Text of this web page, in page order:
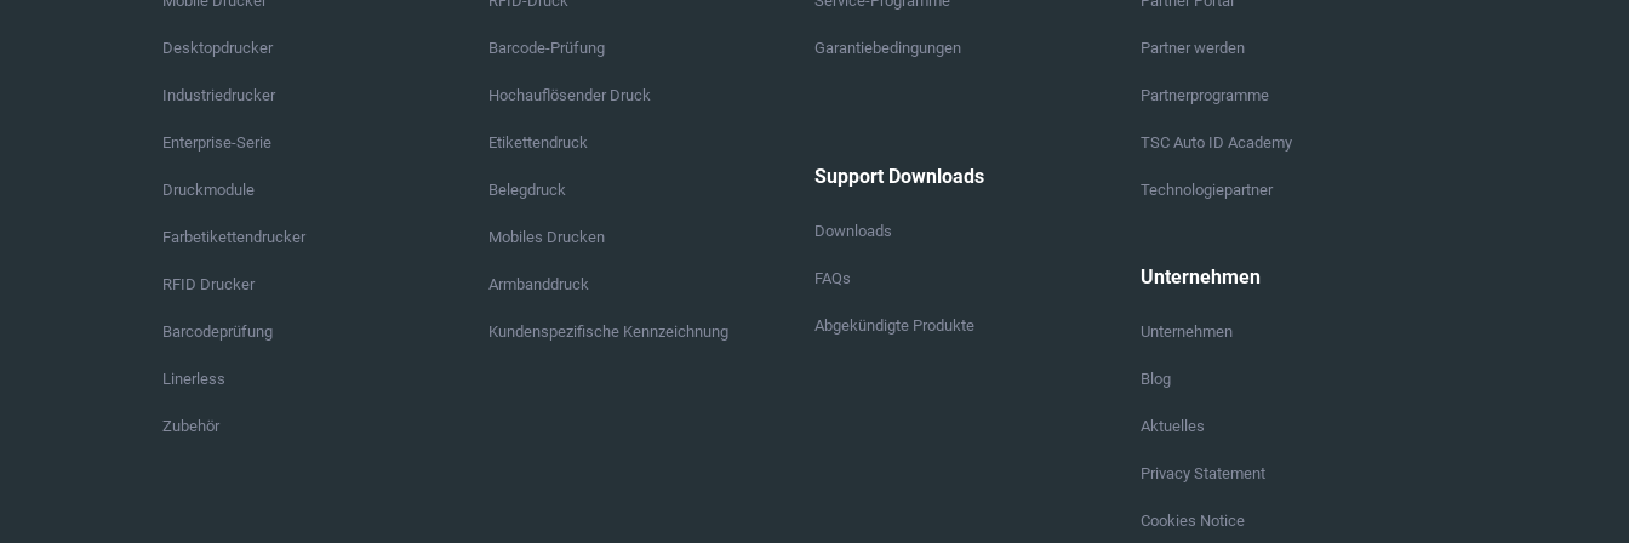
Desktopdrucker
Industriedrucker
Enterprise-Serie
Druckmodule
Farbetikettendrucker
RFID Drucker
Barcodeprüfung
Linerless
Zubehör
Barcode-Prüfung
Hochauflösender Druck
Etikettendruck
Belegdruck
Mobiles Drucken
Armbanddruck
Kundenspezifische Kennzeichnung
Garantiebedingungen
Support Downloads
Downloads
FAQs
Abgekündigte Produkte
Partner werden
Partnerprogramme
TSC Auto ID Academy
Technologiepartner
Unternehmen
Unternehmen
Blog
Aktuelles
Privacy Statement
Cookies Notice